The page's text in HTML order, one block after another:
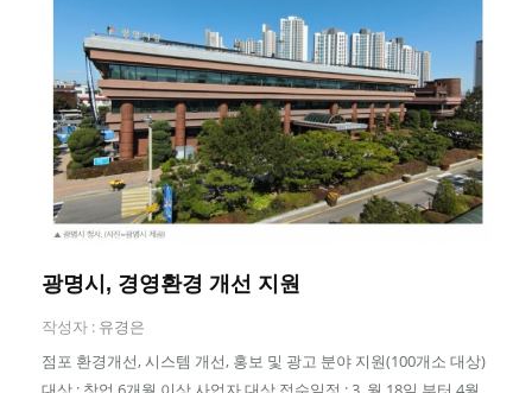
광명시, 경영환경 개선 지원
작성자 : 유경은
점포 환경개선, 시스템 개선, 홍보 및 광고 분야 지원(100개소 대상)